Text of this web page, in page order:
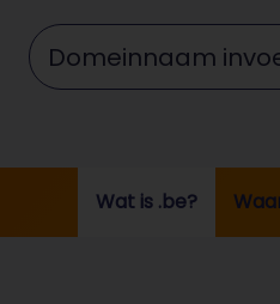
Domeinnaam invoeren ...
Wat is .be?